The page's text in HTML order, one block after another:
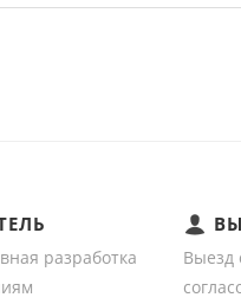
разработка
Выезд